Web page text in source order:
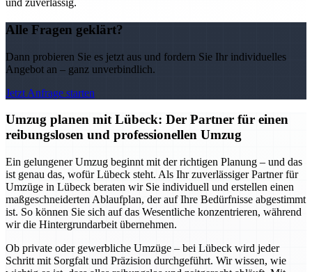
und zuverlässig.
Alle Fragen geklärt?
Dann probieren Sie es jetzt aus und fordern Sie Ihr individuelles
Angebot an – ganz unverbindlich.
Jetzt Anfrage starten
Umzug planen mit Lübeck: Der Partner für einen
reibungslosen und professionellen Umzug
Ein gelungener Umzug beginnt mit der richtigen Planung – und das
ist genau das, wofür Lübeck steht. Als Ihr zuverlässiger Partner für
Umzüge in Lübeck beraten wir Sie individuell und erstellen einen
maßgeschneiderten Ablaufplan, der auf Ihre Bedürfnisse abgestimmt
ist. So können Sie sich auf das Wesentliche konzentrieren, während
wir die Hintergrundarbeit übernehmen.
Ob private oder gewerbliche Umzüge – bei Lübeck wird jeder
Schritt mit Sorgfalt und Präzision durchgeführt. Wir wissen, wie